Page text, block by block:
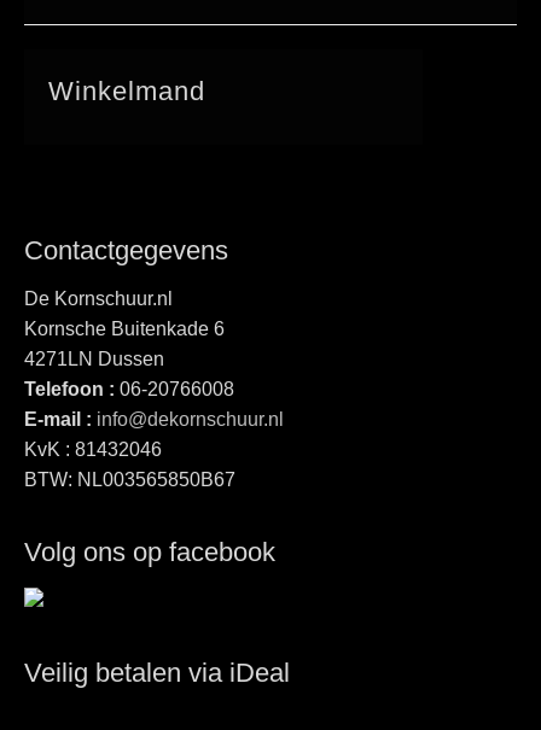
Winkelmand
Contactgegevens
De Kornschuur.nl
Kornsche Buitenkade 6
4271LN Dussen
Telefoon : 06-20766008
E-mail : info@dekornschuur.nl
KvK : 81432046
BTW: NL003565850B67
Volg ons op facebook
Veilig betalen via iDeal